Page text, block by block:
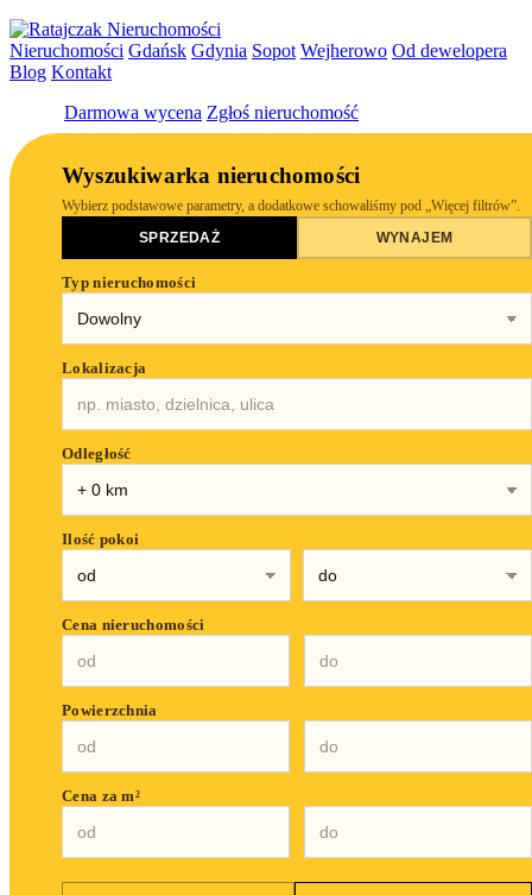
Nieruchomości Gdańsk Gdynia Sopot Wejherowo Od dewelopera
Blog Kontakt
Darmowa wycena Zgłoś nieruchomość
Wyszukiwarka nieruchomości
Wybierz podstawowe parametry, a dodatkowe schowaliśmy pod „Więcej filtrów”.
SPRZEDAŻ
WYNAJEM
Typ nieruchomości
Lokalizacja
Odległość
Ilość pokoi
Cena nieruchomości
Powierzchnia
Cena za m²